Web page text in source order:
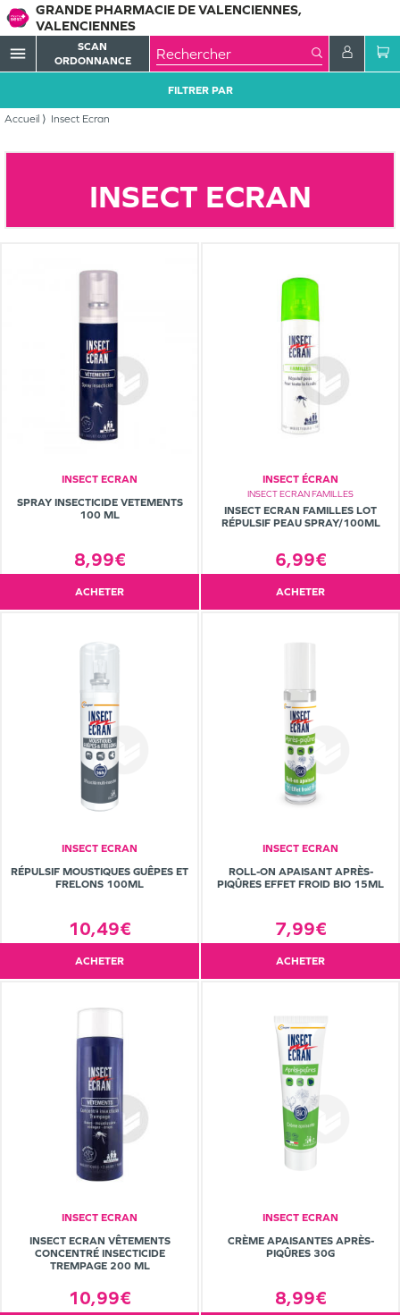
GRANDE PHARMACIE DE VALENCIENNES,
VALENCIENNES
menu
SCAN
ORDONNANCE
Accueil Insect Ecran
FILTRER PAR
INSECT ECRAN
INSECT ECRAN
SPRAY INSECTICIDE VETEMENTS
100 ML
8,99€
ACHETER
INSECT ÉCRAN
INSECT ECRAN FAMILLES
INSECT ECRAN FAMILLES LOT
RÉPULSIF PEAU SPRAY/100ML
6,99€
ACHETER
INSECT ECRAN
RÉPULSIF MOUSTIQUES GUÊPES ET
FRELONS 100ML
10,49€
ACHETER
INSECT ECRAN
ROLL-ON APAISANT APRÈS-
PIQÛRES EFFET FROID BIO 15ML
7,99€
ACHETER
INSECT ECRAN
INSECT ECRAN VÊTEMENTS
CONCENTRÉ INSECTICIDE
TREMPAGE 200 ML
10,99€
INSECT ECRAN
CRÈME APAISANTES APRÈS-
PIQÛRES 30G
8,99€